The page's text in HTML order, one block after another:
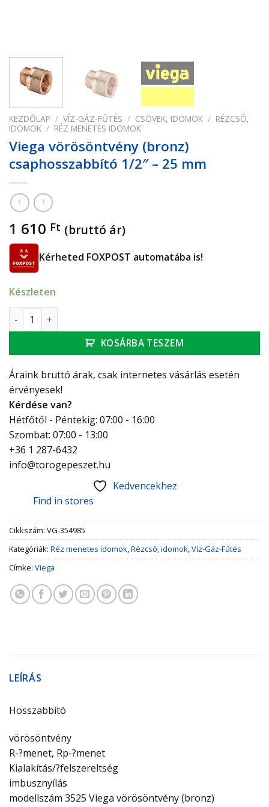
KEZDŐLAP / VÍZ-GÁZ-FŰTÉS / CSÖVEK, IDOMOK / RÉZCSŐ,
IDOMOK / RÉZ MENETES IDOMOK
Viega vörösöntvény (bronz)
csaphosszabbító 1/2″ – 25 mm
1 610 Ft (bruttó ár)
Kérheted FOXPOST automatába is!
Készleten
Viega vörösöntvény (bronz) csaphosszabbító 1/2" - 25 mm
KOSÁRBA TESZEM
Áraink bruttó árak, csak internetes vásárlás esetén
érvényesek!
Kérdése van?
Hétfőtől - Péntekig: 07:00 - 16:00
Szombat: 07:00 - 13:00
+36 1 287-6432
info@torogepeszet.hu
Kedvencekhez
Find in stores
Cikkszám: VG-354985
Kategóriák: Réz menetes idomok,Rézcső, idomok,Víz-Gáz-Fűtés
Címke: Viega
LEÍRÁS
Hosszabbító
vörösöntvény
R-?menet, Rp-?menet
Kialakítás/?felszereltség
imbusznyílás
modellszám 3525 Viega vörösöntvény (bronz)